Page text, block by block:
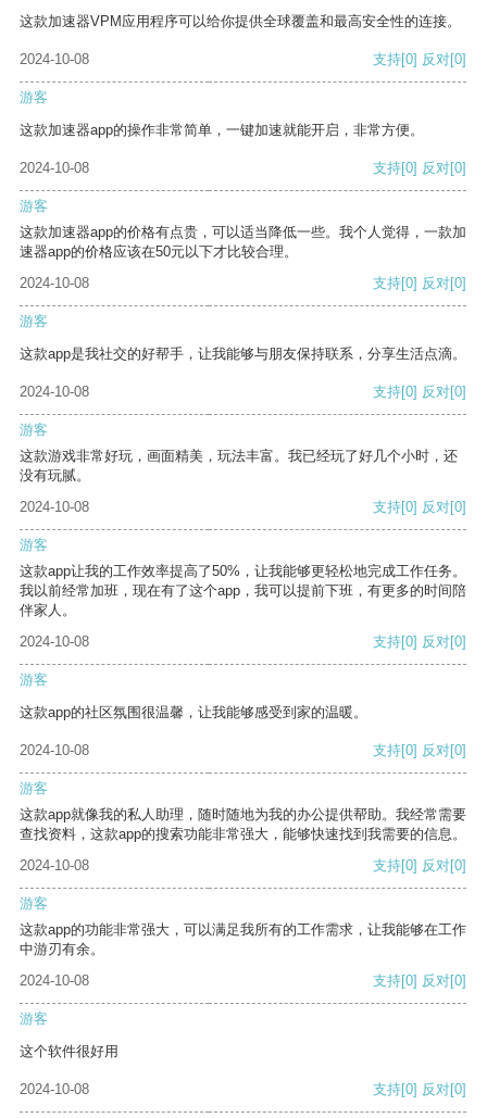
这款加速器VPM应用程序可以给你提供全球覆盖和最高安全性的连接。
2024-10-08 支持[0] 反对[0]
游客
这款加速器app的操作非常简单，一键加速就能开启，非常方便。
2024-10-08 支持[0] 反对[0]
游客
这款加速器app的价格有点贵，可以适当降低一些。我个人觉得，一款加
速器app的价格应该在50元以下才比较合理。
2024-10-08
支持[0] 反对[0]
游客
这款app是我社交的好帮手，让我能够与朋友保持联系，分享生活点滴。
2024-10-08 支持[0] 反对[0]
游客
这款游戏非常好玩，画面精美，玩法丰富。我已经玩了好几个小时，还
没有玩腻。
2024-10-08
支持[0] 反对[0]
游客
这款app让我的工作效率提高了50%，让我能够更轻松地完成工作任务。
我以前经常加班，现在有了这个app，我可以提前下班，有更多的时间陪
伴家人。
2024-10-08
支持[0] 反对[0]
游客
这款app的社区氛围很温馨，让我能够感受到家的温暖。
2024-10-08 支持[0] 反对[0]
游客
这款app就像我的私人助理，随时随地为我的办公提供帮助。我经常需要
查找资料，这款app的搜索功能非常强大，能够快速找到我需要的信息。
2024-10-08
支持[0] 反对[0]
游客
这款app的功能非常强大，可以满足我所有的工作需求，让我能够在工作
中游刃有余。
2024-10-08
支持[0] 反对[0]
游客
这个软件很好用
2024-10-08 支持[0] 反对[0]